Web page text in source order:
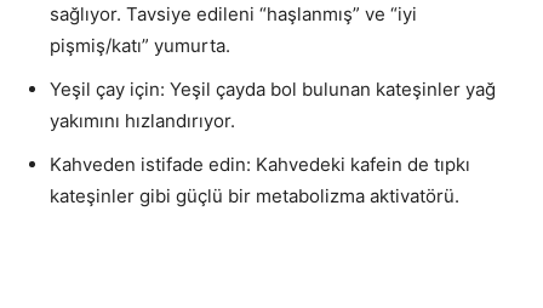
sağlıyor. Tavsiye edileni “haşlanmış” ve “iyi
pişmiş/katı” yumurta.
Yeşil çay için: Yeşil çayda bol bulunan kateşinler yağ
yakımını hızlandırıyor.
Kahveden istifade edin: Kahvedeki kafein de tıpkı
kateşinler gibi güçlü bir metabolizma aktivatörü.